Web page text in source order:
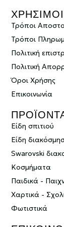
Τρόποι
Τρόποι
Πολιτική
Πολιτική
Όροι Χρήσης
Επικοινωνία
Είδη σπιτιού
Είδη
Swarovski
Κοσμήματα
Παιδικά -
Χαρτικά -
Φωτιστικά